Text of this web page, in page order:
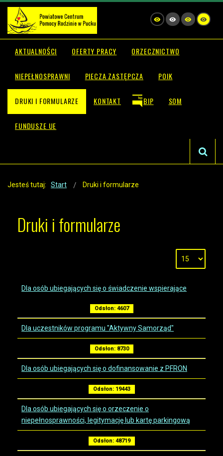
AKTUALNOŚCI OFERTY PRACY ORZECZNICTWO
NIEPEŁNOSPRAWNI PIECZA ZASTĘPCZA POIK
DRUKI I FORMULARZE KONTAKT BIP SOM
FUNDUSZE UE
Jesteś tutaj: Start Druki i formularze
Druki i formularze
Dla osób ubiegających się o świadczenie wspierające
Odsłon: 4607
Dla uczestników programu "Aktywny Samorząd"
Odsłon: 8730
Dla osób ubiegających się o dofinansowanie z PFRON
Odsłon: 19443
Dla osób ubiegających się o orzeczenie o
niepełnosprawności, legitymację lub kartę parkingową
Odsłon: 48719